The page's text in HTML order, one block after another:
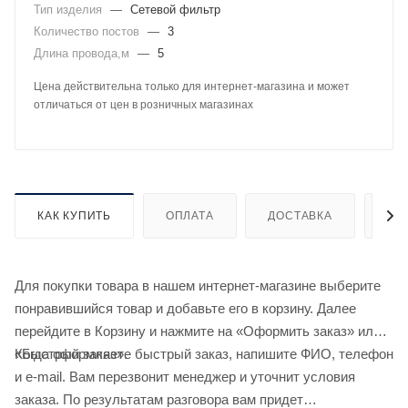
Тип изделия
— Сетевой фильтр
Количество постов
— 3
Длина провода,м
— 5
Цена действительна только для интернет-магазина и может
отличаться от цен в розничных магазинах
КАК КУПИТЬ ОПЛАТА ДОСТАВКА
Для покупки товара в нашем интернет-магазине выберите
понравившийся товар и добавьте его в корзину. Далее
перейдите в Корзину и нажмите на «Оформить заказ» или
«Быстрый заказ».
Когда оформляете быстрый заказ, напишите ФИО, телефон
и e-mail. Вам перезвонит менеджер и уточнит условия
заказа. По результатам разговора вам придет